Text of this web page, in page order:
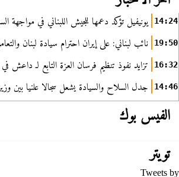
14:24 يونيفيل تؤكد دعمها للجيش اللبناني في مواجهة
19:50 نائب لبناني: على إيران احترام سيادة لبنان
16:32 تزايد نفوذ تنظيم فرسان العزة التابع لـ
14:46 جدل السلاح والسيادة يشعل سجالا علنيا بين
الفيس بوك
تويتر
Tweets by